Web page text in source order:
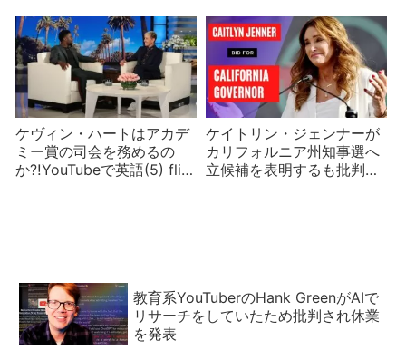
ケヴィン・ハートはアカデ
ミー賞の司会を務めるの
か⁈YouTubeで英語(5) flip
ケイトリン・ジェンナーが
カリフォルニア州知事選へ
立候補を表明するも批判が
教育系YouTuberのHank GreenがAIで
リサーチをしていたため批判され休業
を発表